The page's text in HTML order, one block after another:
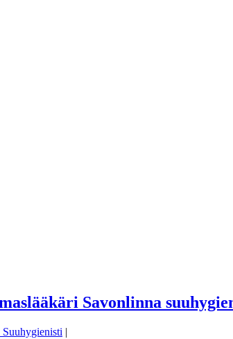
Savonlinna
Suuhygienisti |